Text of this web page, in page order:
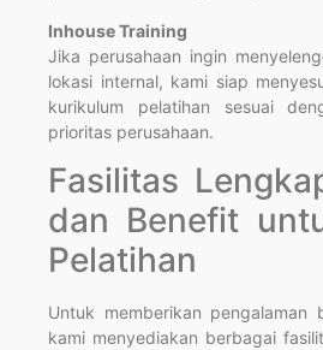
Inhouse Training
Jika perusahaan ingin
lokasi internal, kami siap
kurikulum pelatihan sesuai
prioritas perusahaan.
Fasilitas
dan Benefit
Pelatihan
Untuk memberikan pengalaman
kami menyediakan berbagai